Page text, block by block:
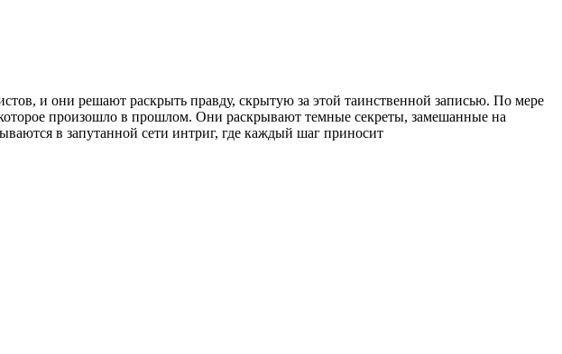
и они решают раскрыть правду, скрытую за этой таинственной записью. По мере
произошло в прошлом. Они раскрывают темные секреты, замешанные на
в запутанной сети интриг, где каждый шаг приносит